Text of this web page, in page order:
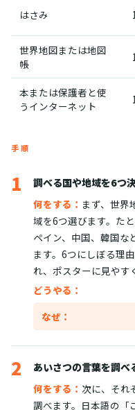
はさみ
世界地図または地図
帳
本または保護者と使
うインターネット
手順
1
調べる国や地域を6つ
何をする： まず、世界
域を6つ選びます。た
ペイン、中国、韓国な
ます。6つにしぼる理
れ、ポスターに見やす
どうやる：
なぜ：
2
あいさつの言葉を調べ
何をする： 次に、それ
調べます。日本語の「